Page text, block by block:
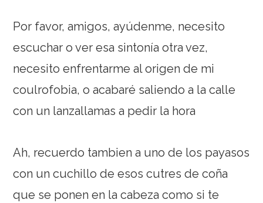
Por favor, amigos, ayúdenme, necesito
escuchar o ver esa sintonía otra vez,
necesito enfrentarme al origen de mi
coulrofobia, o acabaré saliendo a la calle
con un lanzallamas a pedir la hora
Ah, recuerdo tambien a uno de los payasos
con un cuchillo de esos cutres de coña
que se ponen en la cabeza como si te